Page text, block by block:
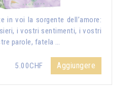
in voi la sorgente dell’amore:
i vostri sentimenti, i vostri
parole, fatela …
5.00CHF Aggiungere